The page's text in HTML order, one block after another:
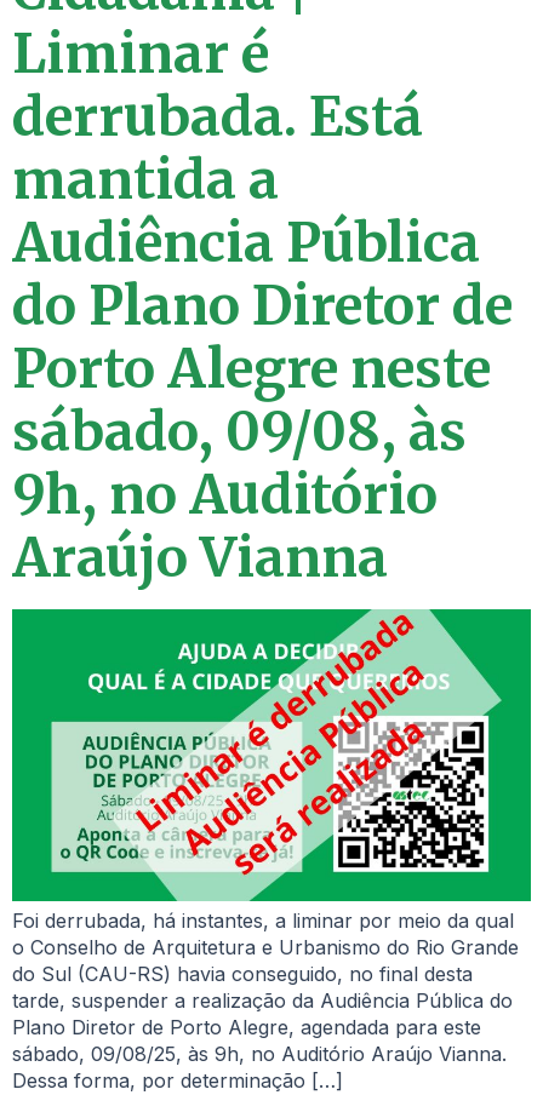
Liminar é
derrubada. Está
mantida a
Audiência Pública
do Plano Diretor de
Porto Alegre neste
sábado, 09/08, às
9h, no Auditório
Araújo Vianna
Foi derrubada, há instantes, a liminar por meio da qual
o Conselho de Arquitetura e Urbanismo do Rio Grande
do Sul (CAU-RS) havia conseguido, no final desta
tarde, suspender a realização da Audiência Pública do
Plano Diretor de Porto Alegre, agendada para este
sábado, 09/08/25, às 9h, no Auditório Araújo Vianna.
Dessa forma, por determinação […]